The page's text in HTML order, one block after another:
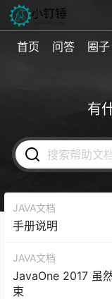
首页 问答 圈子
有
JAVA文档
手册说明
JAVA文档
JavaOne 2017 虽
束